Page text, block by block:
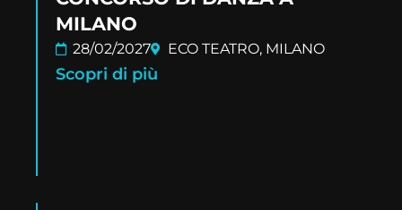
MILANO
28/02/2027 ECO TEATRO, MILANO
Scopri di più